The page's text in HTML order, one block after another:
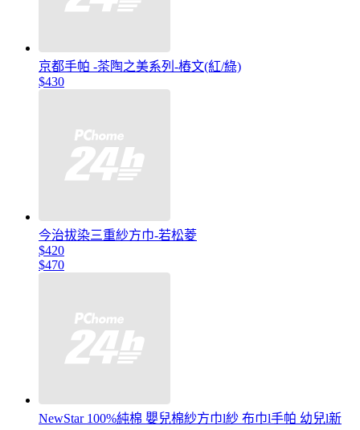
京都手帕 -茶陶之美系列-樁文(紅/綠)
$430
今治拔染三重紗方巾-若松菱
$420
$470
NewStar 100%純棉 嬰兒棉紗方巾l紗 布巾l手帕 幼兒l新